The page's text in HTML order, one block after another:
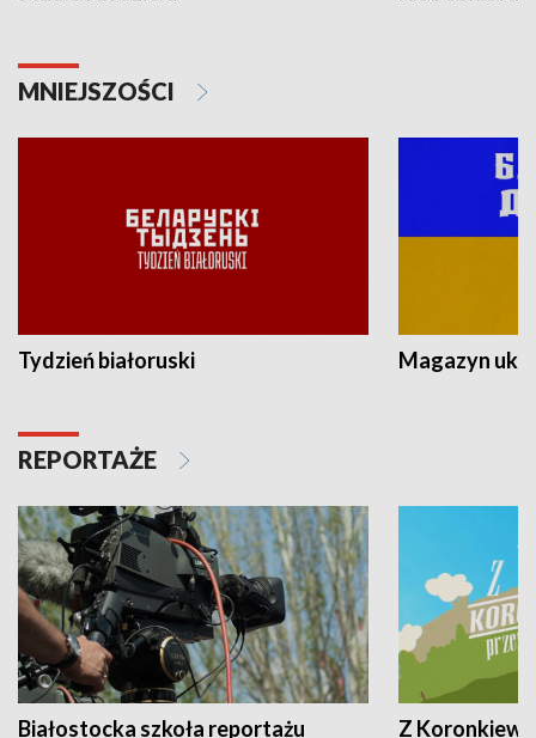
MNIEJSZOŚCI
Tydzień białoruski Magazyn
REPORTAŻE
Białostocka szkoła reportażu Z